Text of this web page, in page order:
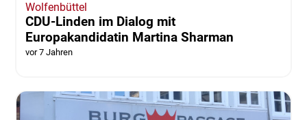
Wolfenbüttel
CDU-Linden im Dialog mit
Europakandidatin Martina Sharman
vor 7 Jahren